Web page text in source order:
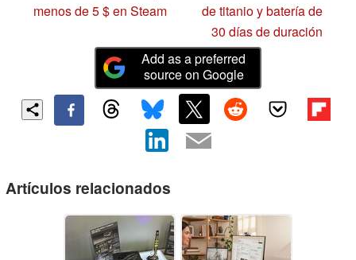
menos de 5 $ en Steam
de titanio y batería de
30 días de duración
Add as a preferred
source on Google
Artículos relacionados